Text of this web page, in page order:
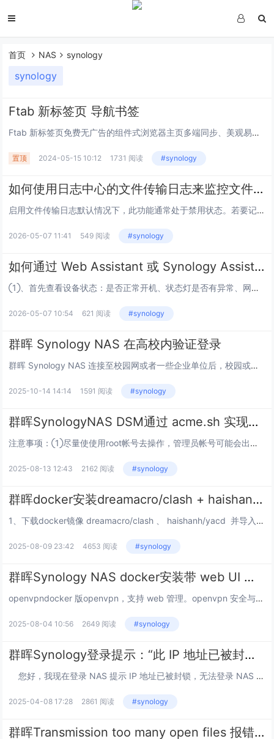
首页 NAS synology
synology
Ftab 新标签页 导航书签
Ftab 新标签页免费无广告的组件式浏览器主页多端同步、美观易用的在线导航和新标签页工具， 帮助您高效管理网页和应用，更有便携好玩的小组件供您使用，提升在线体验。让功能更简洁这是一款集导航与笔记功能于一体的书签管理工具，希望帮助你不惧遗忘...
置顶 2024-05-15 10:12 1731 阅读 #synology
如何使用日志中心的文件传输日志来监控文件修改
启用文件传输日志默认情况下，此功能通常处于禁用状态。若要记录文件更改，请从要监控的文件传输协议的设置中启用传输日志。（控制面板→文件服务）SMB：勾选启用传输日志复选框可对通过 SMB/CIFS 协议执行的文件操作启用日志记录。默认情况下，...
2026-05-07 11:41 549 阅读 #synology
如何通过 Web Assistant 或 Synology Assistant 找到我的Synology NAS ？
①、首先查看设备状态：是否正常开机、状态灯是否有异常、网络是否正常。②、设备正常开机、状态灯无异常情况下进行以下操作如何搜索Synology NAS您可以通过以下任一工具找到Synology NAS ：网页助手：在网页浏览器的地址栏中输入f...
2026-05-07 10:54 621 阅读 #synology
群晖 Synology NAS 在高校内验证登录
群晖 Synology NAS 连接至校园网或者一些企业单位后，校园或者企业需要登录个人帐号验证后才能联网，由于群晖本身没有web浏览器用于网页登录认证导致 NAS 无法联网更新套件、更新系统等操作。推荐几种方法大家可以尝试下：1. 使用代...
2025-10-14 14:14 1591 阅读 #synology
群晖SynologyNAS DSM通过 acme.sh 实现域名证书自动更新
注意事项：①尽量使使用root帐号去操作，管理员帐号可能会出现各种报错。②群晖默认证书保存目录： /usr/syno/etc/certificate/_archive/$(cat /usr/syno/etc/certi...
2025-08-13 12:43 2162 阅读 #synology
群晖docker安装dreamacro/clash + haishanh/yacd面板
1、下载docker镜像 dreamacro/clash 、 haishanh/yacd 并导入NAS，如果你的NAS能访问docker 请忽略此步。2、准备 clash 配置文件并修改配置（没有 clash 配置文件...
2025-08-09 23:42 4653 阅读 #synology
群晖Synology NAS docker安装带 web UI 的openvpn
openvpndocker 版openvpn，支持 web 管理。openvpn 安全与加密相关配置参考于openvpn-install的Security and Encryption部分。一、快速安装1、登录群晖 NAS web 管理页面...
2025-08-04 10:56 2649 阅读 #synology
群晖Synology登录提示：“此 IP 地址已被封锁”，如何解决？
您好，我现在登录 NAS 提示 IP 地址已被封锁，无法登录 NAS 盖如何解决？ ①联系管理员帮忙修改账号密码 ②管理员帐号忘记密码修改方法 &nb...
2025-04-08 17:28 2861 阅读 #synology
群晖Transmission too many open files 报错的问题解决方法